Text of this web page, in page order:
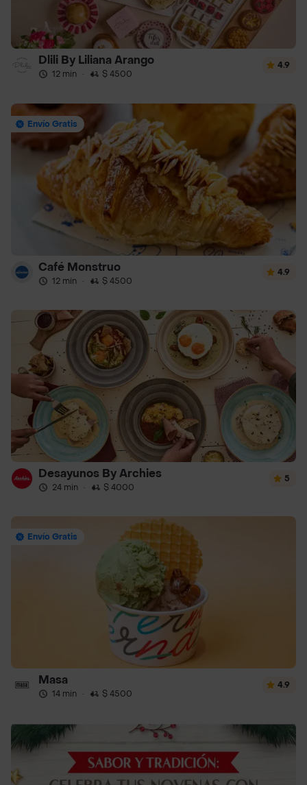
Dlili By Liliana Arango
12 min · $ 4500
4.9
Envío Gratis
Café Monstruo
12 min · $ 4500
4.9
Desayunos By Archies
24 min · $ 4000
5
Envío Gratis
Masa
14 min · $ 4500
4.9